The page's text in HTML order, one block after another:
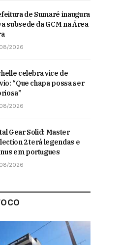
de Sumaré inaugura
subsede da GCM na Área
2026
celebra vice de
“Que chapa possa ser
2026
Gear Solid: Master
2 terá legendas e
em portugues
2026